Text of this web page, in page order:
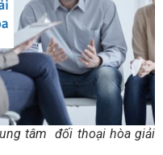
tâm đối thoại hòa giải